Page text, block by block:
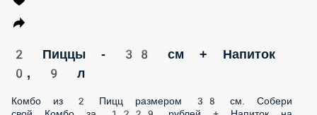
РАМЕН
СКИДКА 15% НА ВЫНОС! НА СУШИ СЕТЫ НЕ
РАСПРОСТРАНЯЕТСЯ! НЕ СУММИРУЕТСЯ С КЕШБЭКОМ!
КОНСТРУКТОР ПИЦЦЫ